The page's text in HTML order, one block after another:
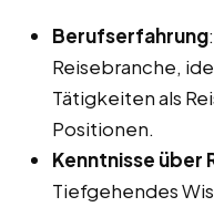
Berufserfahrung
Reisebranche,
Tätigkeiten als
Positionen.
Kenntnisse über
Tiefgehendes